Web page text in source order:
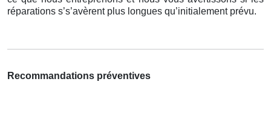
réparations s’s’avèrent plus longues qu’initialement prévu.
Recommandations préventives